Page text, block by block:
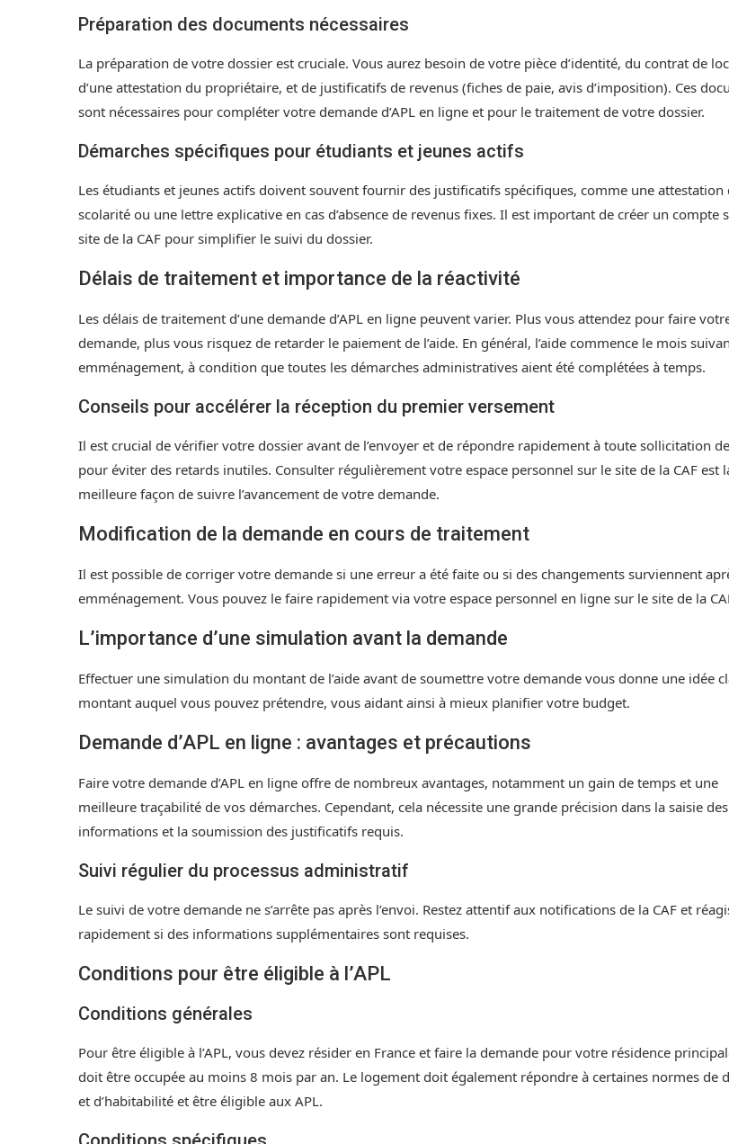
Préparation des documents nécessaires
La préparation de votre dossier est cruciale. Vous aurez besoin de votre pièce d’identité, du contrat de
d’une attestation du propriétaire, et de justificatifs de revenus (fiches de paie, avis d’imposition). Ces
sont nécessaires pour compléter votre demande d’APL en ligne et pour le traitement de votre dossier.
Démarches spécifiques pour étudiants et jeunes actifs
Les étudiants et jeunes actifs doivent souvent fournir des justificatifs spécifiques, comme une attestation
scolarité ou une lettre explicative en cas d’absence de revenus fixes. Il est important de créer un compte
site de la CAF pour simplifier le suivi du dossier.
Délais de traitement et importance de la réactivité
Les délais de traitement d’une demande d’APL en ligne peuvent varier. Plus vous attendez pour faire
demande, plus vous risquez de retarder le paiement de l’aide. En général, l’aide commence le mois
emménagement, à condition que toutes les démarches administratives aient été complétées à temps.
Conseils pour accélérer la réception du premier versement
Il est crucial de vérifier votre dossier avant de l’envoyer et de répondre rapidement à toute sollicitation
pour éviter des retards inutiles. Consulter régulièrement votre espace personnel sur le site de la CAF est
meilleure façon de suivre l’avancement de votre demande.
Modification de la demande en cours de traitement
Il est possible de corriger votre demande si une erreur a été faite ou si des changements surviennent
emménagement. Vous pouvez le faire rapidement via votre espace personnel en ligne sur le site de la
L’importance d’une simulation avant la demande
Effectuer une simulation du montant de l’aide avant de soumettre votre demande vous donne une idée
montant auquel vous pouvez prétendre, vous aidant ainsi à mieux planifier votre budget.
Demande d’APL en ligne : avantages et précautions
Faire votre demande d’APL en ligne offre de nombreux avantages, notamment un gain de temps et une
meilleure traçabilité de vos démarches. Cependant, cela nécessite une grande précision dans la saisie des
informations et la soumission des justificatifs requis.
Suivi régulier du processus administratif
Le suivi de votre demande ne s’arrête pas après l’envoi. Restez attentif aux notifications de la CAF et
rapidement si des informations supplémentaires sont requises.
Conditions pour être éligible à l’APL
Conditions générales
Pour être éligible à l’APL, vous devez résider en France et faire la demande pour votre résidence
doit être occupée au moins 8 mois par an. Le logement doit également répondre à certaines normes de
et d’habitabilité et être éligible aux APL.